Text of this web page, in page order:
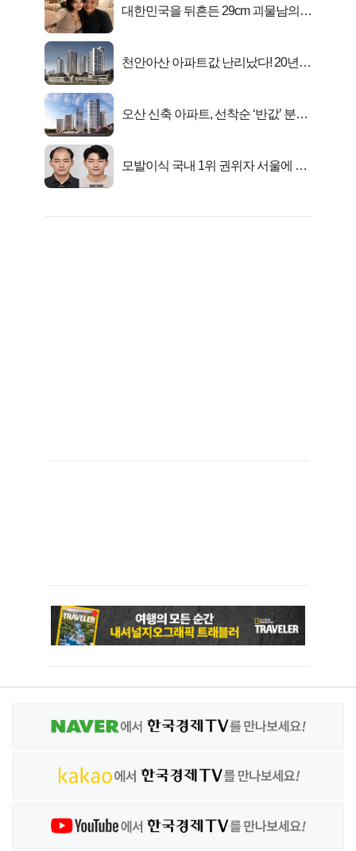
대한민국을 뒤흔든 29cm 괴물남의
천안아산 아파트값 난리났다! 20년
오산 신축 아파트, 선착순 ‘반값’ 분양
모발이식 국내 1위 권위자 서울에 있